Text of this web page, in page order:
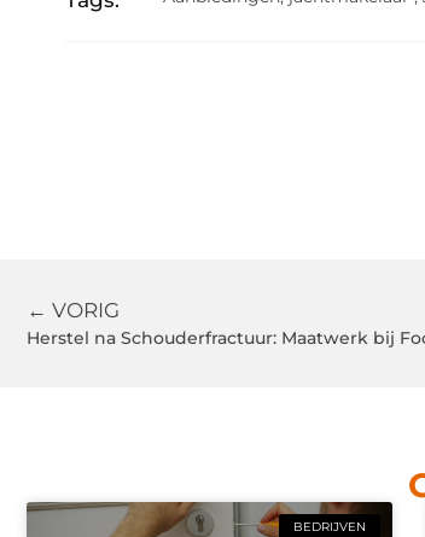
← VORIG
Herstel na Schouderfractuur: Maatwerk bij
BEDRIJVEN